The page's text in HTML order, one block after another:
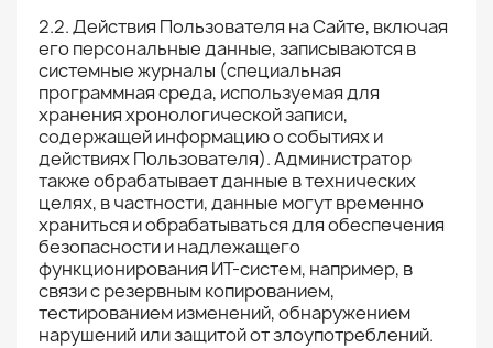
2.2. Действия Пользователя на Сайте, включая
его персональные данные, записываются в
системные журналы (специальная
программная среда, используемая для
хранения хронологической записи,
содержащей информацию о событиях и
действиях Пользователя). Администратор
также обрабатывает данные в технических
целях, в частности, данные могут временно
храниться и обрабатываться для обеспечения
безопасности и надлежащего
функционирования ИТ-систем, например, в
связи с резервным копированием,
тестированием изменений, обнаружением
нарушений или защитой от злоупотреблений.